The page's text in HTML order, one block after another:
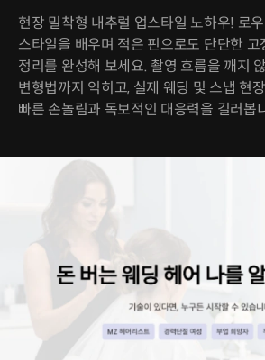
현장 밀착형 내추럴 업스타일 노하우! 로
스타일을 배우며 적은 핀으로도 단단한 고
정리를 완성해 보세요. 촬영 흐름을 깨지
변형법까지 익히고, 실제 웨딩 및 스냅 현
빠른 손놀림과 독보적인 대응력을 길러봅